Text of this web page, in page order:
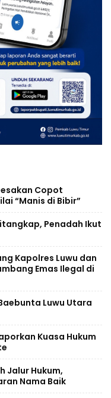
Copot
“Manis di Bibir”
Penadah Ikut
Kapolres Luwu dan
Emas Ilegal di
Luwu Utara
Kuasa Hukum
Jalur Hukum,
Nama Baik